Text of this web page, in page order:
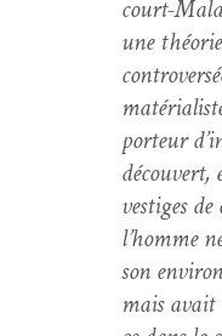
court-
une
por­teur
décou­vert,
ves­tiges
l’homme
son
mais avait